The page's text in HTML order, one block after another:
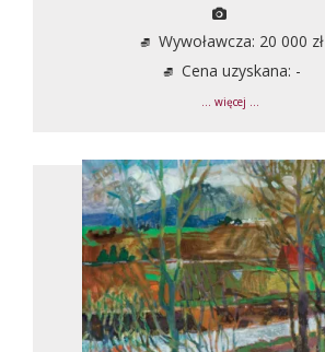
Wywoławcza: 20 000 zł
Cena uzyskana: -
... więcej ...